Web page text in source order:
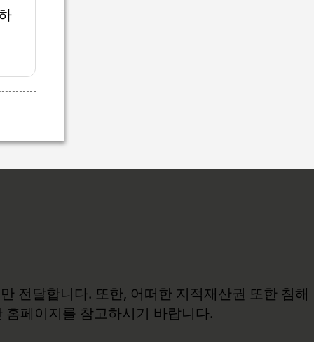
전달합니다. 또한, 어떠한 지적재산권 또한 침해
페이지를 참고하시기 바랍니다.